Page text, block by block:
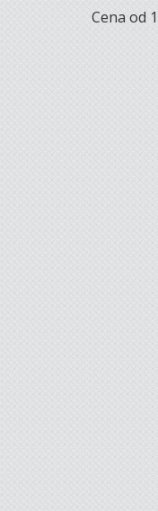
Cena od